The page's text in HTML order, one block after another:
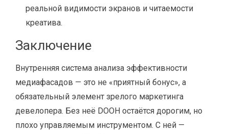
реальной видимости экранов и читаемости
креатива.
Заключение
Внутренняя система анализа эффективности
медиафасадов — это не «приятный бонус», а
обязательный элемент зрелого маркетинга
девелопера. Без неё DOOH остаётся дорогим, но
плохо управляемым инструментом. С ней —